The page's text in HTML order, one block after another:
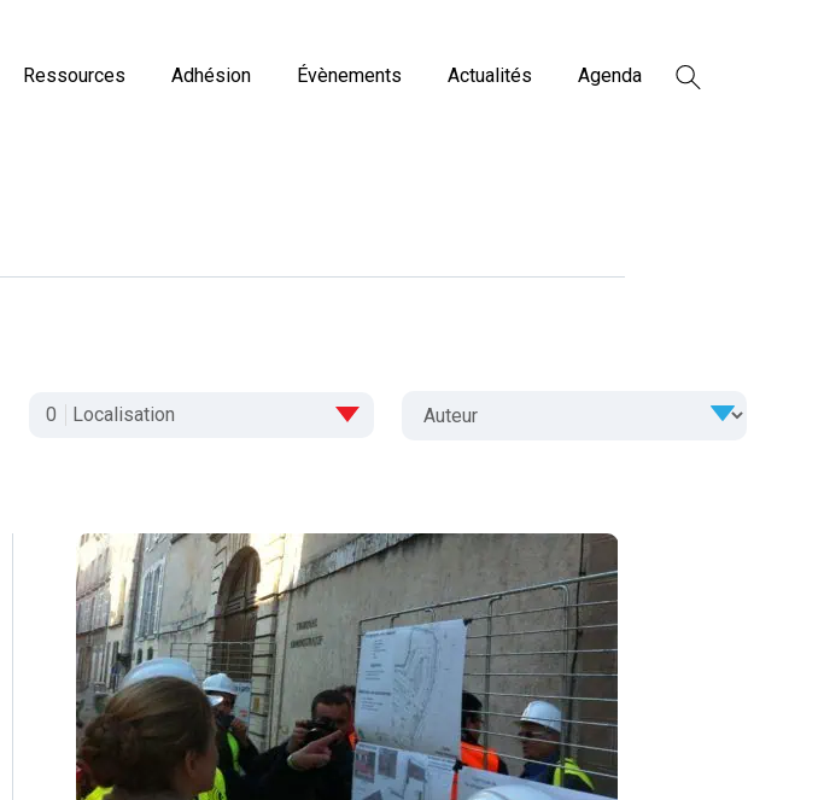
Ressources Adhésion Évènements Actualités Agenda
0 Localisation